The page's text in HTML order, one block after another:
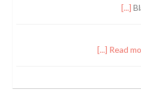
Read